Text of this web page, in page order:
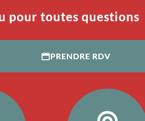
pour toutes questions
PRENDRE RDV